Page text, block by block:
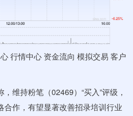
行情中心 资金流向 模拟交易 客户
持粉笔（02469）“买入”评级，
合作，有望显著改善招录培训行业